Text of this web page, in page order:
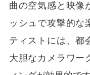
曲の空気感と映像
ッシュで攻撃的な
ティストには、都
大胆なカメラワー